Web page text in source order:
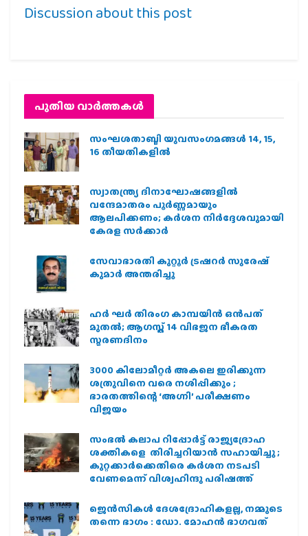
Discussion about this post
പുതിയ വാര്‍ത്തകള്‍
സംഘശതാബ്ദി യുവസംഗമങ്ങള്‍ 14, 15,
16 തീയതികളില്‍
സ്വാതന്ത്ര്യ ദിനാഘോഷങ്ങളിൽ
വന്ദേമാതരം പൂർണ്ണമായും
ആലപിക്കണം; കർശന നിർദ്ദേശവുമായി
കേരള സർക്കാർ
സേവാഭാരതി കുറ്റൂർ ട്രഷറർ സുരേഷ്
കുമാർ അന്തരിച്ചു
ഹര്‍ ഘര്‍ തിരംഗ കാമ്പയിന്‍ ഒന്‍പത്
മുതല്‍; ആഗസ്ത് 14 വിഭജന ഭീകരത
സ്മരണദിനം
3000 കിലോമീറ്റർ അകലെ ഇരിക്കുന്ന
ശത്രുവിനെ വരെ നശിപ്പിക്കും ;
ഭാരതത്തിന്റെ ‘അഗ്നി’ പരീക്ഷണം
വിജയം
സംഭൽ കലാപ റിപ്പോർട്ട് രാജ്യദ്രോഹ
ശക്തികളെ തിരിച്ചറിയാൻ സഹായിച്ചു ;
കുറ്റക്കാർക്കെതിരെ കർശന നടപടി
വേണമെന്ന് വിശ്വഹിന്ദു പരിഷത്ത്
ജെന്‍സികള്‍ ദേശദ്രോഹികളല്ല, നമ്മുടെ
തന്നെ ഭാഗം : ഡോ. മോഹന്‍ ഭാഗവത്